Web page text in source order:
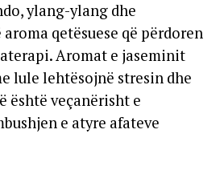
ylang-ylang dhe
qetësuese që përdoren
Aromat e jaseminit
lule lehtësojnë stresin dhe
është veçanërisht e
e atyre afateve